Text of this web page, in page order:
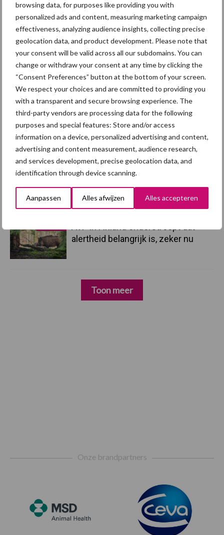
browsing data, for purposes like providing you with
personalized ads and content, measuring marketing campaign
effectiveness, analyzing audience insights, collecting precise
geolocation data, and product development. Please note that
your consent will be valid across all our subdomains. You can
change or withdraw your consent at any time by clicking the
“Consent Preferences” button at the bottom of your screen.
We respect your choices and are committed to providing you
with a transparent and secure browsing experience. The
third-party vendors are processing data for the following
purposes and special features: Store and/or access
information on a device, personalized advertising and content,
advertising and content measurement, audience research,
and services development, precise geolocation data, and
identification through device scanning.
Aanpassen Alles afwijzen Alles accepteren
Sidebar
Recent nieuws Partner nieuws
7 aug
Britse varkenssector vreest
afzetcrisis in het najaar
7 aug
Hittestress: wat gebeurt er en hoe
kunnen we het voorkomen?
5 aug
“Vraag naar praktische
hygieneoplossingen is in Polen
groter dan ooit”
5 aug
Eliminatieprotocol voor
Mycoplasma hyopneumoniae
AVP in Finland onderstreept dat
alertheid belangrijk is, zeker nu
Toon meer
Onze brandpartners